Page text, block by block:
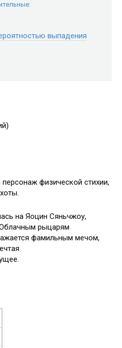
выпадения
физической стихии,
на Яоцин Сяньчжоу,
рыцарям
фамильным мечом,